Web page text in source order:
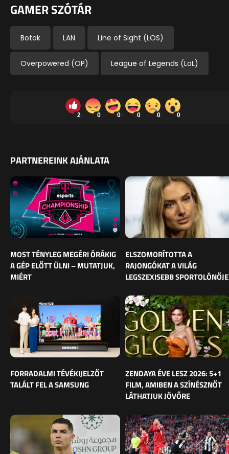
GAMER SZÓTÁR
Botok LAN Line of Sight (LOS)
Overpowered (OP) League of Legends (LoL)
2 0 0 0 0 0
PARTNEREINK AJÁNLATA
MOST TÉNYLEG MEGÉRI ÓRÁKIG
A GÉP ELŐTT ÜLNI – MUTATJUK,
MIÉRT
ELSZOMORÍTOTTA A
RAJONGÓKAT A VILÁG
LEGSZEXISEBB SPORTOLÓNŐJE
FORRADALMI TÉVÉKIJELZŐT
TALÁLT FEL A SAMSUNG
ZENDAYA ÉVE LESZ 2026: 5+1
FILM, AMIBEN A SZÍNÉSZNŐT
LÁTHATJUK JÖVŐRE